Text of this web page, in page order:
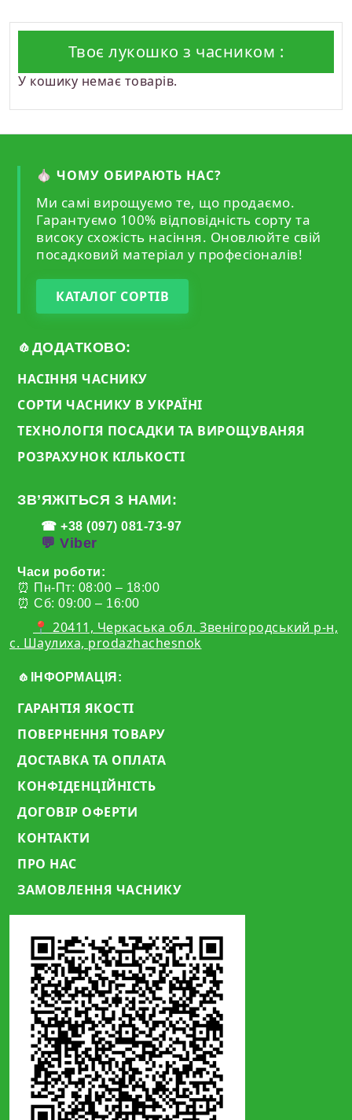
Твоє лукошко з часником :
У кошику немає товарів.
🧄 ЧОМУ ОБИРАЮТЬ НАС?
Ми самі вирощуємо те, що продаємо.
Гарантуємо 100% відповідність сорту та
високу схожість насіння. Оновлюйте свій
посадковий матеріал у професіоналів!
КАТАЛОГ СОРТІВ
🧄ДОДАТКОВО:
НАСІННЯ ЧАСНИКУ
СОРТИ ЧАСНИКУ В УКРАЇНІ
ТЕХНОЛОГІЯ ПОСАДКИ ТА ВИРОЩУВАНЯЯ
РОЗРАХУНОК КІЛЬКОСТІ
ЗВ’ЯЖІТЬСЯ З НАМИ:
☎ +38 (097) 081-73-97
💬 Viber
Часи роботи:
⏰ Пн-Пт: 08:00 – 18:00
⏰ Сб: 09:00 – 16:00
📍 20411, Черкаська обл. Звенігородський р-н,
с. Шаулиха, prodazhachesnok
🧄ІНФОРМАЦІЯ:
ГАРАНТІЯ ЯКОСТІ
ПОВЕРНЕННЯ ТОВАРУ
ДОСТАВКА ТА ОПЛАТА
КОНФІДЕНЦІЙНІСТЬ
ДОГОВІР ОФЕРТИ
КОНТАКТИ
ПРО НАС
ЗАМОВЛЕННЯ ЧАСНИКУ